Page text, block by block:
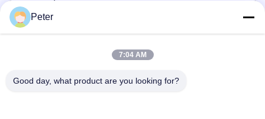
Peter
7:04 AM
Good day, what product are you looking for?